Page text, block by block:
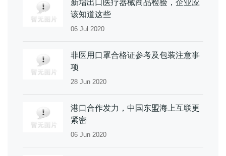
新增出口医疗器械商品检验，企业应
该知道这些
06 Jul 2020
非医用口罩合格证参考及包装注意事
项
28 Jun 2020
港口合作发力，中国东盟海上互联更
紧密
06 Jun 2020